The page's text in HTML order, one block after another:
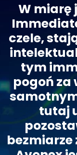
W miarę
czele,
tym
pogoń za
tutaj
bezmiarze